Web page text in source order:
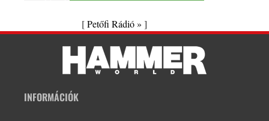
[Petőfi Rádió » ]
INFORMÁCIÓK